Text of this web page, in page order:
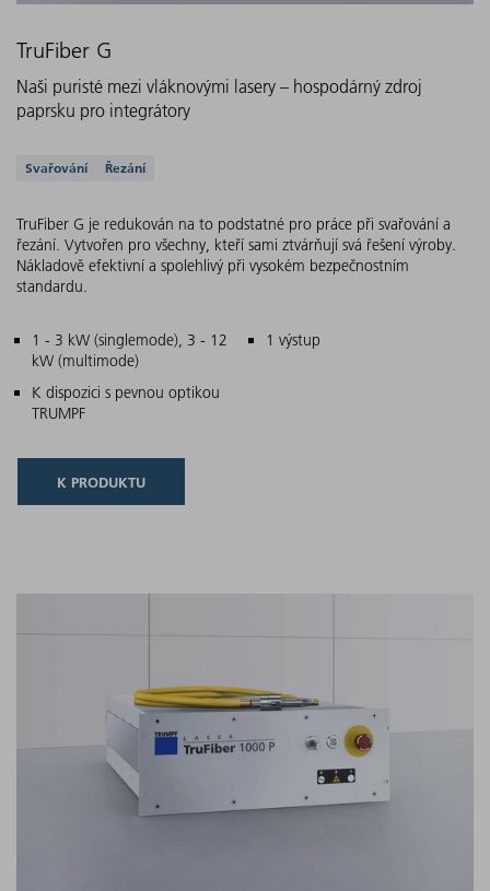
TruFiber G
Naši puristé mezi vláknovými lasery – hospodárný zdroj
paprsku pro integrátory
Podporovaná řešení
Svařování Řezání
TruFiber G je redukován na to podstatné pro práce při svařování a
řezání. Vytvořen pro všechny, kteří sami ztvárňují svá řešení výroby.
Nákladově efektivní a spolehlivý při vysokém bezpečnostním
standardu.
Hlavní charakteristiky
1 - 3 kW (singlemode), 3 - 12
kW (multimode)
1 výstup
K dispozici s pevnou optikou
TRUMPF
K PRODUKTU